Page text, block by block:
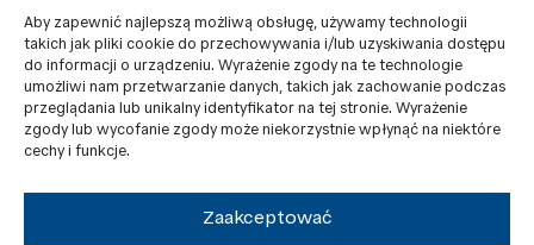
Aby zapewnić najlepszą możliwą obsługę, używamy technologii
takich jak pliki cookie do przechowywania i/lub uzyskiwania dostępu
do informacji o urządzeniu. Wyrażenie zgody na te technologie
umożliwi nam przetwarzanie danych, takich jak zachowanie podczas
przeglądania lub unikalny identyfikator na tej stronie. Wyrażenie
zgody lub wycofanie zgody może niekorzystnie wpłynąć na niektóre
cechy i funkcje.
Zaakceptować
JEDNOSTKI KOGENERACYJNE TEDOM – SZYBKIE
ROZWIĄZANIE GRZEWCZE I ENERGETYCZNE NA
ZIMĘ